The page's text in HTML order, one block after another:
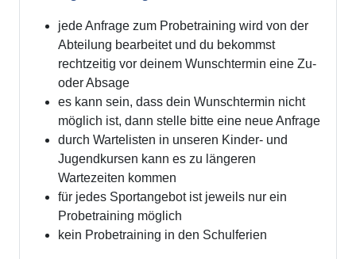
jede Anfrage zum Probetraining wird von der
Abteilung bearbeitet und du bekommst
rechtzeitig vor deinem Wunschtermin eine Zu-
oder Absage
es kann sein, dass dein Wunschtermin nicht
möglich ist, dann stelle bitte eine neue Anfrage
durch Wartelisten in unseren Kinder- und
Jugendkursen kann es zu längeren
Wartezeiten kommen
für jedes Sportangebot ist jeweils nur ein
Probetraining möglich
kein Probetraining in den Schulferien